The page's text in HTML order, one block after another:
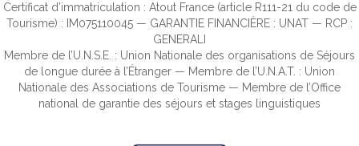
Certificat d’immatriculation : Atout France (article R111-21 du code de
Tourisme) : IM075110045 — GARANTIE FINANCIÈRE : UNAT — RCP :
GENERALI
Membre de l’U.N.S.E. : Union Nationale des organisations de Séjours
de longue durée à l’Étranger — Membre de l’U.N.A.T. : Union
Nationale des Associations de Tourisme — Membre de l’Office
national de garantie des séjours et stages linguistiques